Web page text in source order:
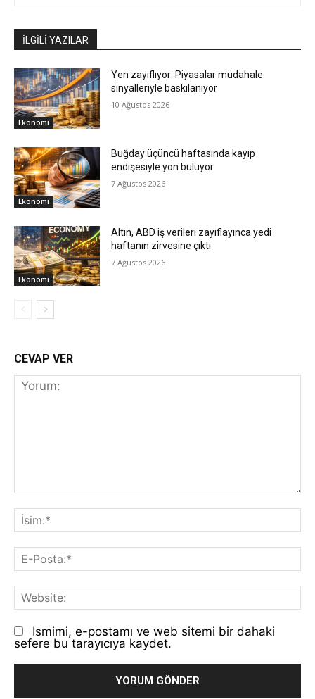
İLGİLİ YAZILAR
Ekonomi
Yen zayıflıyor: Piyasalar müdahale
sinyalleriyle baskılanıyor
10 Ağustos 2026
Ekonomi
Buğday üçüncü haftasında kayıp
endişesiyle yön buluyor
7 Ağustos 2026
Ekonomi
Altın, ABD iş verileri zayıflayınca yedi
haftanın zirvesine çıktı
7 Ağustos 2026
CEVAP VER
Ismimi, e-postamı ve web sitemi bir dahaki
sefere bu tarayıcıya kaydet.